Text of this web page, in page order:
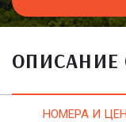
ОПИСАНИЕ
НОМЕРА И